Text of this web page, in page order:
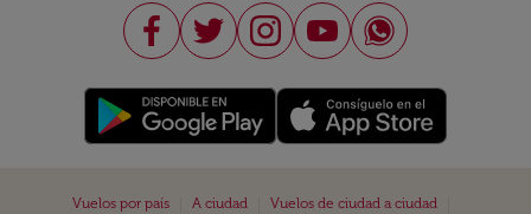
Vuelos por país A ciudad Vuelos de ciudad a ciudad